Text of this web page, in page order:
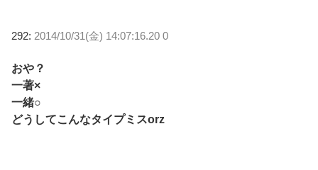
292: 2014/10/31(金) 14:07:16.20 0
おや？
一著×
一緒○
どうしてこんなタイプミスorz